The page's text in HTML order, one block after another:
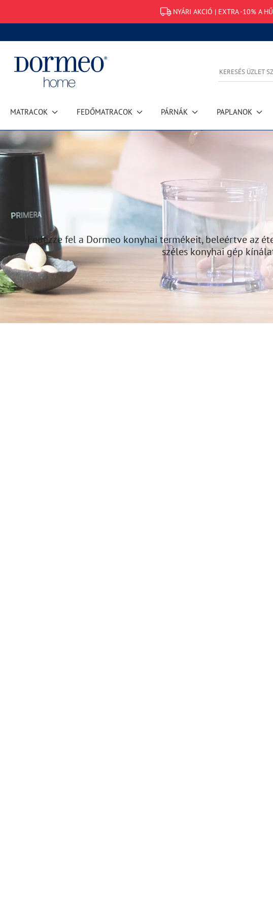
NYÁRI AKCIÓ | EXTRA -10% A
MATRACOK FEDŐMATRACOK PÁRNÁK PAPLANOK
Fedezze fel a Dormeo konyhai termékeit, beleértve az
széles konyhai gép